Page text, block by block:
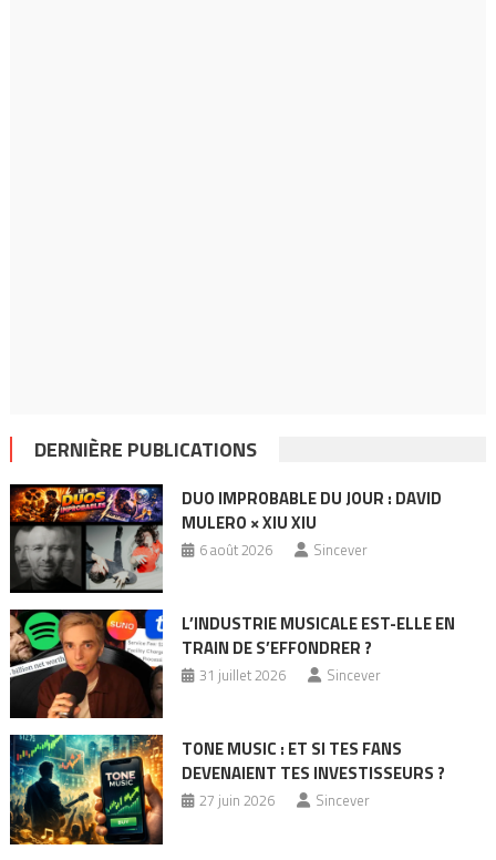
DERNIÈRE PUBLICATIONS
DUO IMPROBABLE DU JOUR : DAVID
MULERO × XIU XIU
6 août 2026 Sincever
L’INDUSTRIE MUSICALE EST-ELLE EN
TRAIN DE S’EFFONDRER ?
31 juillet 2026 Sincever
TONE MUSIC : ET SI TES FANS
DEVENAIENT TES INVESTISSEURS ?
27 juin 2026 Sincever